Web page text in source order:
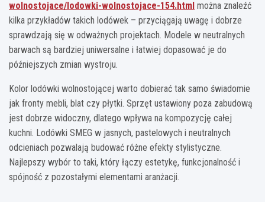
wolnostojace/lodowki-wolnostojace-154.html można znaleźć
kilka przykładów takich lodówek – przyciągają uwagę i dobrze
sprawdzają się w odważnych projektach. Modele w neutralnych
barwach są bardziej uniwersalne i łatwiej dopasować je do
późniejszych zmian wystroju.
Kolor lodówki wolnostojącej warto dobierać tak samo świadomie
jak fronty mebli, blat czy płytki. Sprzęt ustawiony poza zabudową
jest dobrze widoczny, dlatego wpływa na kompozycję całej
kuchni. Lodówki SMEG w jasnych, pastelowych i neutralnych
odcieniach pozwalają budować różne efekty stylistyczne.
Najlepszy wybór to taki, który łączy estetykę, funkcjonalność i
spójność z pozostałymi elementami aranżacji.